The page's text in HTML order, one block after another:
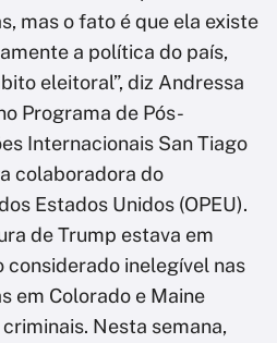
mas o fato é que ela existe
a política do país,
eleitoral”, diz Andressa
Programa de Pós-
Internacionais San Tiago
colaboradora do
Estados Unidos (OPEU).
de Trump estava em
considerado inelegível nas
em Colorado e Maine
Nesta semana,